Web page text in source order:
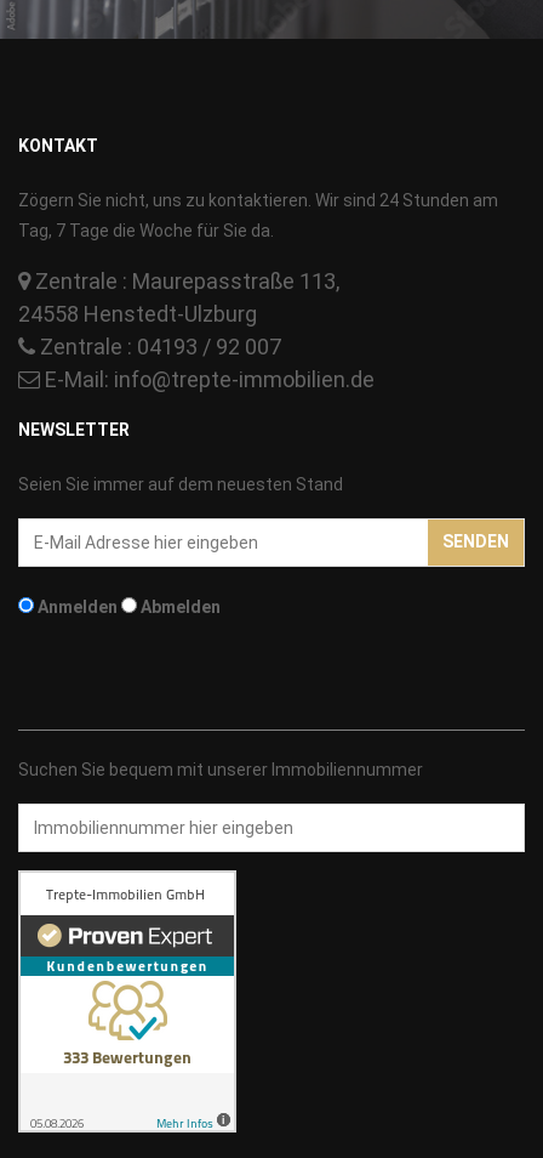
KONTAKT
Zögern Sie nicht, uns zu kontaktieren. Wir sind 24 Stunden am
Tag, 7 Tage die Woche für Sie da.
Zentrale : Maurepasstraße 113,
24558 Henstedt-Ulzburg
Zentrale : 04193 / 92 007
E-Mail: info@trepte-immobilien.de
NEWSLETTER
Seien Sie immer auf dem neuesten Stand
Email-
Addresse
Anmelden Abmelden
SENDEN
Suchen Sie bequem mit unserer Immobiliennummer
Immobiliennummer